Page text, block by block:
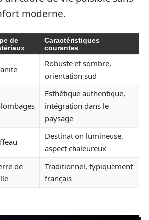
moderne.
de
Caractéristiques
courantes
Robuste et sombre,
orientation sud
Esthétique authentique,
intégration dans le
paysage
Destination lumineuse,
aspect chaleureux
de
Traditionnel, typiquement
français